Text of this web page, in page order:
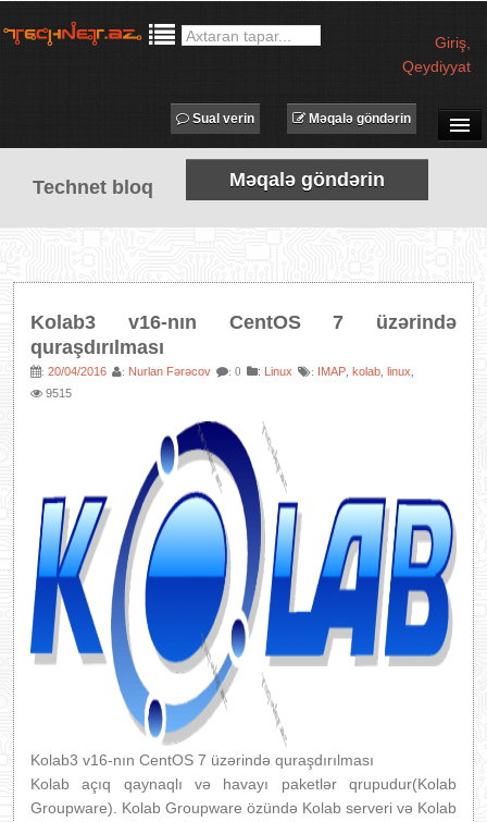
Giriş
Qeydiyyat
SUAL-CAVAB
TECHNET TV
MƏQALƏLƏR
AVADANLIQLAR
Məqalə göndərin
Sual verin
Technet bloq Məqalə göndərin
Kolab3 v16-nın CentOS 7 üzərində
quraşdırılması
: 20/04/2016 : Nurlan Fərəcov : 0 : Linux : IMAP kolab linux
9515
Kolab3 v16-nın CentOS 7 üzərində quraşdırılması
Kolab açıq qaynaqlı və havayı paketlər qrupudur(Kolab
Groupware). Kolab Groupware özündə Kolab serveri və Kolab